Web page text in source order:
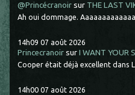
@Princécranoir sur THE LAST
Ah oui dommage.
14h09 07 août 2026
Princecranoir surI WANT YOUR
Cooper était déjà excellent dans
14h00 07 août 2026